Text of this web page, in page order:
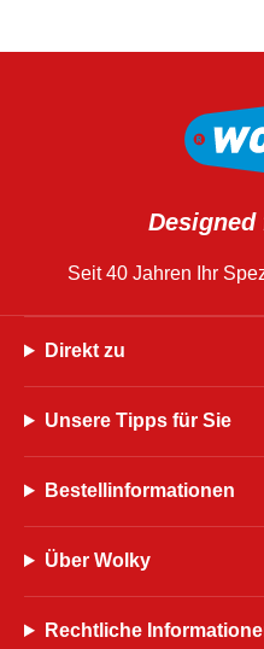
Seit 40 Jahren Ihr
Direkt zu
Unsere Tipps für Sie
Bestellinformationen
Über Wolky
Rechtliche